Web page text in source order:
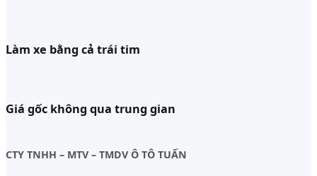
Làm xe bằng cả trái tim
Giá gốc không qua trung gian
CTY TNHH – MTV – TMDV Ô TÔ TUẤN